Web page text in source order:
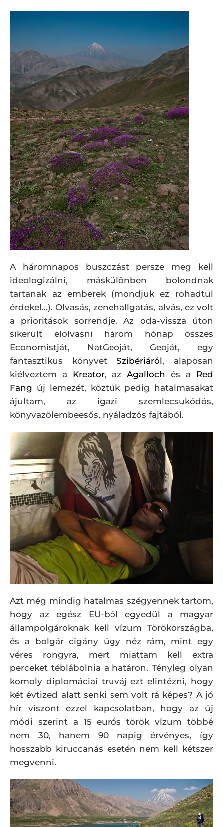
A háromnapos buszozást persze meg kell
ideologizálni, máskülönben bolondnak
tartanak az emberek (mondjuk ez rohadtul
érdekel…). Olvasás, zenehallgatás, alvás, ez volt
a prioritások sorrendje. Az oda-vissza úton
sikerült elolvasni három hónap összes
Economistját, NatGeoját, Geoját, egy
fantasztikus könyvet Szibériáról, alaposan
kiélveztem a Kreator, az Agalloch és a Red
Fang új lemezét, köztük pedig hatalmasakat
ájultam, az igazi szemlecsukódós,
könyvazölembeesős, nyáladzós fajtából.
Azt még mindig hatalmas szégyennek tartom,
hogy az egész EU-ból egyedül a magyar
állampolgároknak kell vízum Törökországba,
és a bolgár cigány úgy néz rám, mint egy
véres rongyra, mert miattam kell extra
perceket téblábolnia a határon. Tényleg olyan
komoly diplomáciai truváj ezt elintézni, hogy
két évtized alatt senki sem volt rá képes? A jó
hír viszont ezzel kapcsolatban, hogy az új
módi szerint a 15 eurós török vízum többé
nem 30, hanem 90 napig érvényes, így
hosszabb kiruccanás esetén nem kell kétszer
megvenni.